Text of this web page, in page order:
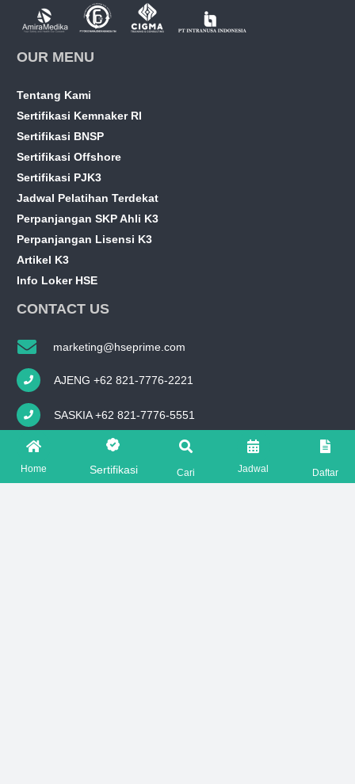
OUR MENU
Tentang Kami
Sertifikasi Kemnaker RI
Sertifikasi BNSP
Sertifikasi Offshore
Sertifikasi PJK3
Jadwal Pelatihan Terdekat
Perpanjangan SKP Ahli K3
Perpanjangan Lisensi K3
Artikel K3
Info Loker HSE
CONTACT US
marketing@hseprime.com
AJENG +62 821-7776-2221
SASKIA +62 821-7776-5551
FOLLOW US ON
Home Sertifikasi Cari Jadwal Daftar